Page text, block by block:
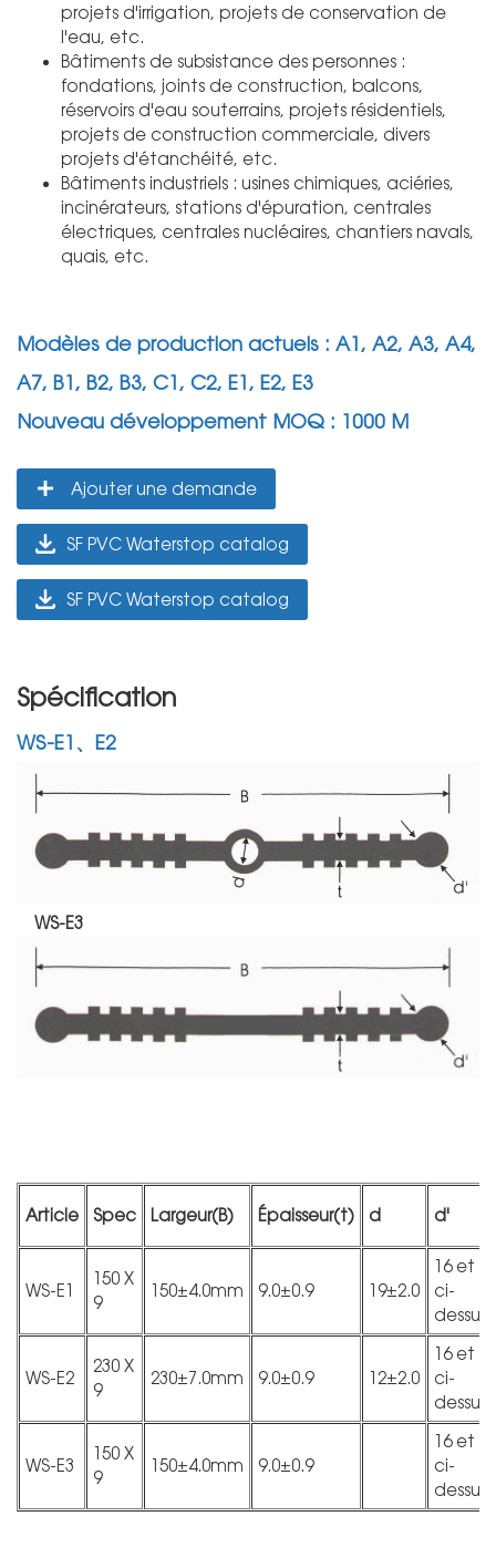
projets d'irrigation, projets de conservation de
l'eau, etc.
Bâtiments de subsistance des personnes :
fondations, joints de construction, balcons,
réservoirs d'eau souterrains, projets résidentiels,
projets de construction commerciale, divers
projets d'étanchéité, etc.
Bâtiments industriels : usines chimiques, aciéries,
incinérateurs, stations d'épuration, centrales
électriques, centrales nucléaires, chantiers navals,
quais, etc.
Modèles de production actuels : A1, A2, A3, A4,
A7, B1, B2, B3, C1, C2, E1, E2, E3
Nouveau développement MOQ : 1000 M
Ajouter une demande
SF PVC Waterstop catalog
SF PVC Waterstop catalog
Spécification
WS-E1、E2
WS-E3
Article Spec Largeur(B) Épaisseur(t) d d'
WS-E1
150 X
9
150±4.0mm 9.0±0.9 19±2.0
16 et
ci-
dessus
WS-E2
230 X
9
230±7.0mm 9.0±0.9 12±2.0
16 et
ci-
dessus
WS-E3
150 X
9
150±4.0mm 9.0±0.9
16 et
ci-
dessus